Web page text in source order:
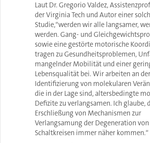
Laut Dr. Gregorio Valdez,
der Virginia Tech und Autor einer
Studie,“werden wir alle langsamer,
werden. Gang- und
sowie eine gestörte motorische
tragen zu Gesundheitsproblemen,
mangelnder Mobilität und einer
Lebensqualität bei. Wir arbeiten an der
Identifizierung von molekularen
die in der Lage sind, altersbedingte
Defizite zu verlangsamen. Ich glaube,
Erschließung von Mechanismen zur
Verlangsamung der Degeneration
Schaltkreisen immer näher kommen.“